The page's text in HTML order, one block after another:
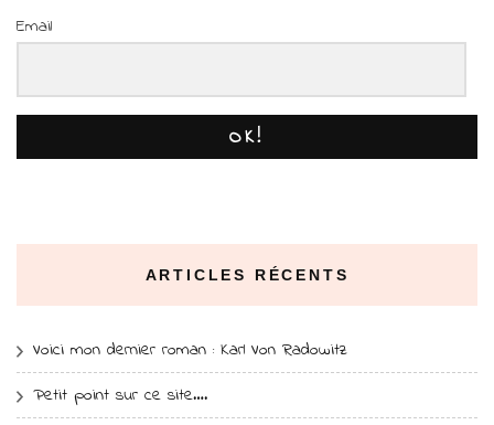
Email
OK!
ARTICLES RÉCENTS
Voici mon dernier roman : Karl Von Radowitz
Petit point sur ce site….